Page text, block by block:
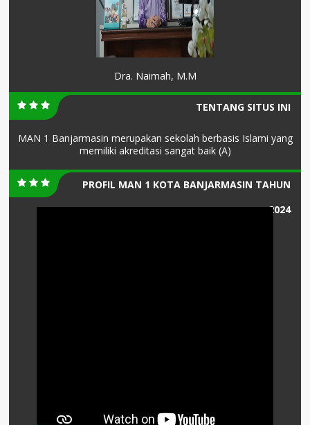
Dra. Naimah, M.M
TENTANG SITUS INI
MAN 1 Banjarmasin merupakan sekolah berbasis Islami yang
memiliki akreditasi sangat baik (A)
PROFIL MAN 1 KOTA BANJARMASIN TAHUN
2024